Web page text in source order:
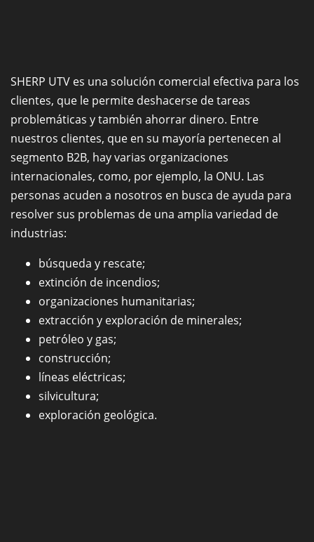
SHERP UTV es una solución comercial efectiva para los
clientes, que le permite deshacerse de tareas
problemáticas y también ahorrar dinero. Entre
nuestros clientes, que en su mayoría pertenecen al
segmento B2B, hay varias organizaciones
internacionales, como, por ejemplo, la ONU. Las
personas acuden a nosotros en busca de ayuda para
resolver sus problemas de una amplia variedad de
industrias:
búsqueda y rescate;
extinción de incendios;
organizaciones humanitarias;
extracción y exploración de minerales;
petróleo y gas;
construcción;
líneas eléctricas;
silvicultura;
exploración geológica.